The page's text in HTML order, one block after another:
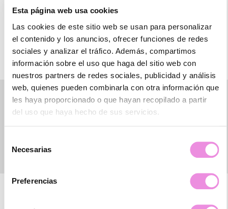
Esta página web usa cookies
Las cookies de este sitio web se usan para personalizar
el contenido y los anuncios, ofrecer funciones de redes
sociales y analizar el tráfico. Además, compartimos
información sobre el uso que haga del sitio web con
nuestros partners de redes sociales, publicidad y análisis
web, quienes pueden combinarla con otra información que
les haya proporcionado o que hayan recopilado a partir
del uso que haya hecho de sus servicios.
Necesarias
Preferencias
¡No esperes más y da el primer paso hacia una vida más
equilibrada y feliz!
Especialistas